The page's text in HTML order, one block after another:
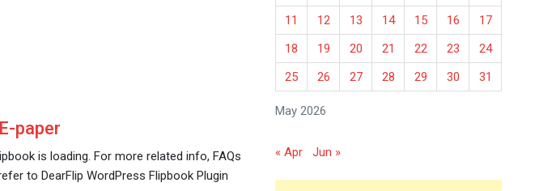
paper
is loading. For more related info, FAQs
to DearFlip WordPress Flipbook Plugin
May 2026
11
12 13 14 15 16
17
18
19 20 21 22 23
24
25
26 27 28 29 30 31
« Apr Jun »